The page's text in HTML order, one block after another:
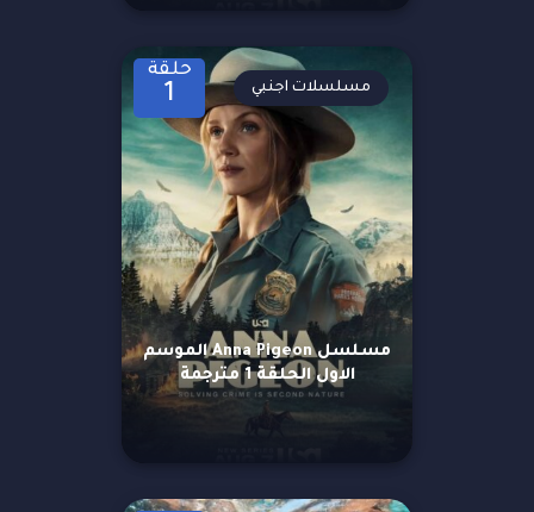
حلقة
1
مسلسل Anna Pigeon الموسم
الاول الحلقة 1 مترجمة
مسلسلات اجنبي